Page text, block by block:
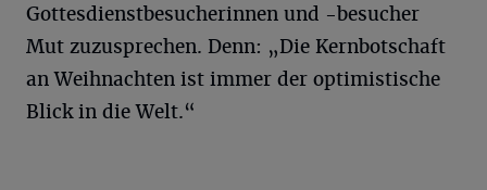
Gottesdienstbesucherinnen und -besucher
Mut zuzusprechen. Denn: „Die Kernbotschaft
an Weihnachten ist immer der optimistische
Blick in die Welt.“